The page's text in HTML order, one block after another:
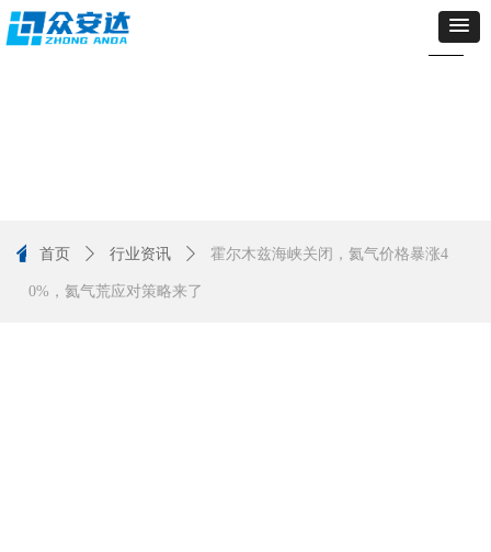
낀 首页 ꄲ 行业资讯 ꄲ 霍尔木兹海峡关闭，氦气价格暴涨4
0%，氦气荒应对策略来了